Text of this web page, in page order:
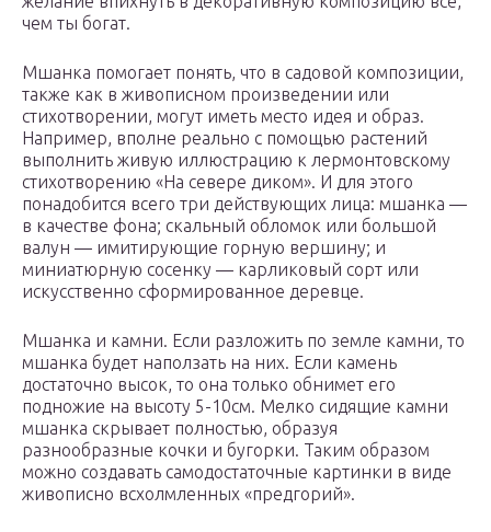
чем ты богат.
Мшанка помогает понять, что в садовой композиции,
также как в живописном произведении или
стихотворении, могут иметь место идея и образ.
Например, вполне реально с помощью растений
выполнить живую иллюстрацию к лермонтовскому
стихотворению «На севере диком». И для этого
понадобится всего три действующих лица: мшанка —
в качестве фона; скальный обломок или большой
валун — имитирующие горную вершину; и
миниатюрную сосенку — карликовый сорт или
искусственно сформированное деревце.
Мшанка и камни. Если разложить по земле камни, то
мшанка будет наползать на них. Если камень
достаточно высок, то она только обнимет его
подножие на высоту 5-10см. Мелко сидящие камни
мшанка скрывает полностью, образуя
разнообразные кочки и бугорки. Таким образом
можно создавать самодостаточные картинки в виде
живописно всхолмленных «предгорий».